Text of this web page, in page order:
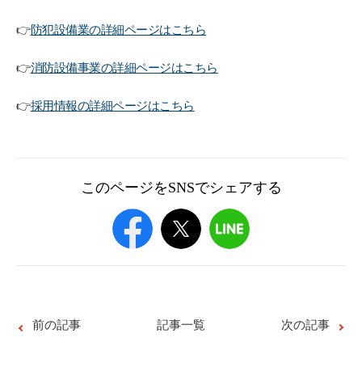
👉防犯設備業の詳細ページはこちら
👉消防設備事業の詳細ページはこちら
👉採用情報の詳細ページはこちら
このページをSNSでシェアする
前の記事 記事一覧 次の記事